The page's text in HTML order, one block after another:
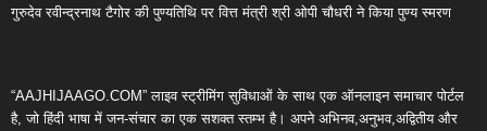
गुरुदेव रवीन्द्रनाथ टैगोर की पुण्यतिथि पर वित्त मंत्री श्री ओपी चौधरी ने किया पुण्य स्मरण
“AAJHIJAAGO.COM” लाइव स्ट्रीमिंग सुविधाओं के साथ एक ऑनलाइन समाचार पोर्टल
है, जो हिंदी भाषा में जन-संचार का एक सशक्त स्तम्भ है। अपने अभिनव,अनुभव,अद्वितीय और